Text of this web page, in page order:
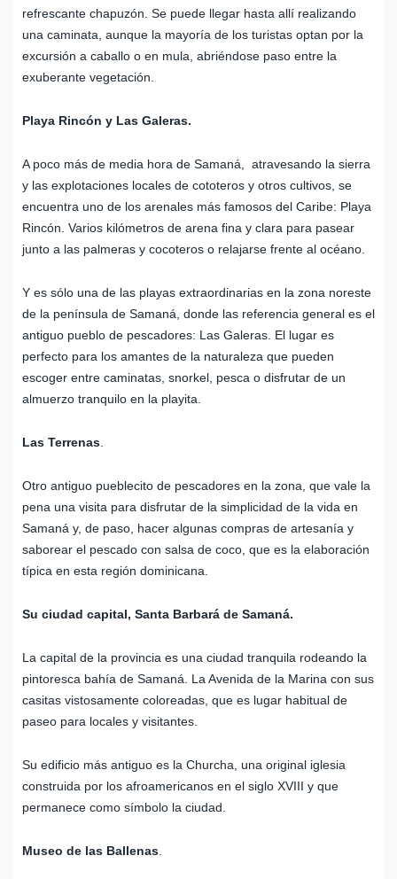
refrescante chapuzón. Se puede llegar hasta allí realizando
una caminata, aunque la mayoría de los turistas optan por la
excursión a caballo o en mula, abriéndose paso entre la
exuberante vegetación.
Playa Rincón y Las Galeras.
A poco más de media hora de Samaná, atravesando la sierra
y las explotaciones locales de cototeros y otros cultivos, se
encuentra uno de los arenales más famosos del Caribe: Playa
Rincón. Varios kilómetros de arena fina y clara para pasear
junto a las palmeras y cocoteros o relajarse frente al océano.
Y es sólo una de las playas extraordinarias en la zona noreste
de la península de Samaná, donde las referencia general es el
antiguo pueblo de pescadores: Las Galeras. El lugar es
perfecto para los amantes de la naturaleza que pueden
escoger entre caminatas, snorkel, pesca o disfrutar de un
almuerzo tranquilo en la playita.
Las Terrenas
Otro antiguo pueblecito de pescadores en la zona, que vale la
pena una visita para disfrutar de la simplicidad de la vida en
Samaná y, de paso, hacer algunas compras de artesanía y
saborear el pescado con salsa de coco, que es la elaboración
típica en esta región dominicana.
Su ciudad capital, Santa Barbará de Samaná.
La capital de la provincia es una ciudad tranquila rodeando la
pintoresca bahía de Samaná. La Avenida de la Marina con sus
casitas vistosamente coloreadas, que es lugar habitual de
paseo para locales y visitantes.
Su edificio más antiguo es la Churcha, una original iglesia
construida por los afroamericanos en el siglo XVIII y que
permanece como símbolo la ciudad.
Museo de las Ballenas